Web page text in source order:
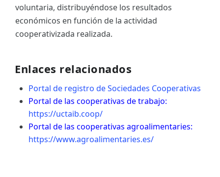
voluntaria, distribuyéndose los resultados
económicos en función de la actividad
cooperativizada realizada.
Enlaces relacionados
Portal de registro de Sociedades Cooperativas
Portal de las cooperativas de trabajo:
https://uctaib.coop/
Portal de las cooperativas agroalimentaries:
https://www.agroalimentaries.es/